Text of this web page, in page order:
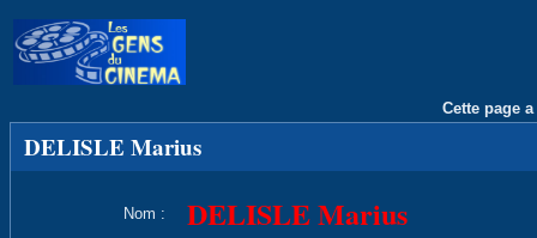
Cette page
DELISLE Marius
Nom : DELISLE Marius